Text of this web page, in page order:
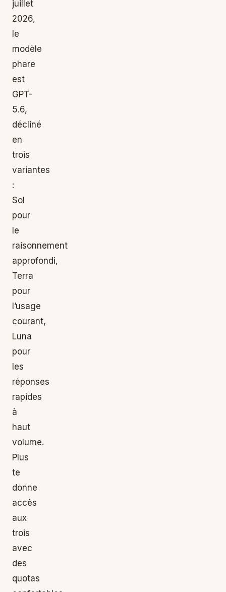
juillet
2026,
le
modèle
phare
est
GPT-
5.6,
décliné
en
trois
variantes
:
Sol
pour
le
raisonnement
approfondi,
Terra
pour
l’usage
courant,
Luna
pour
les
réponses
rapides
à
haut
volume.
Plus
te
donne
accès
aux
trois
avec
des
quotas